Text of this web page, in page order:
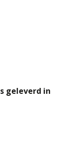
geleverd in